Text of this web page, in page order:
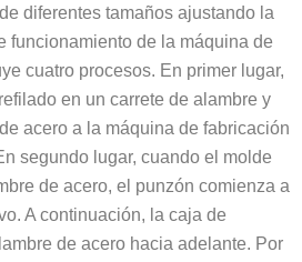
diferentes tamaños ajustando la
funcionamiento de la máquina de
cuatro procesos. En primer lugar,
en un carrete de alambre y
acero a la máquina de fabricación
segundo lugar, cuando el molde
de acero, el punzón comienza a
A continuación, la caja de
de acero hacia adelante. Por